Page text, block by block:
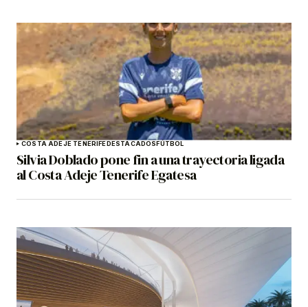
COSTA ADEJE TENERIFEDESTACADOSFÚTBOL
Silvia Doblado pone fin a una trayectoria ligada
al Costa Adeje Tenerife Egatesa